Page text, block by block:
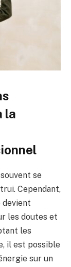
la
se
Cependant,
devient
les doutes et
les
il est possible
sur un